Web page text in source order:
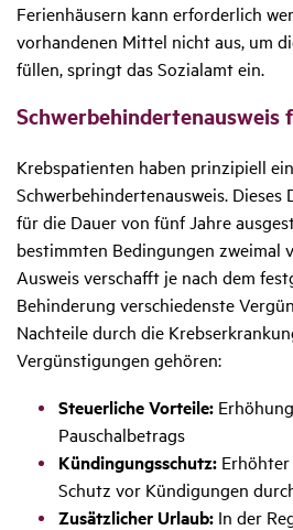
Ferienhäusern kann erforderlich
vorhandenen Mittel nicht aus, um
füllen, springt das Sozialamt ein.
Schwer­be­hin­der­ten­aus­weis
Krebspatienten haben prinzipiell
Schwerbehindertenausweis.
für die Dauer von fünf Jahre
bestimmten Bedingungen zweimal
Ausweis verschafft je nach dem
Behinderung verschiedenste
Nachteile durch die
Vergünstigungen gehören:
Steuerliche Vorteile:
Pauschalbetrags
Kündingungsschutz:
Schutz vor Kündigungen
Zusätzlicher Urlaub: In der